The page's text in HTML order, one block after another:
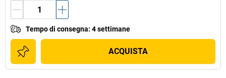
Tempo di consegna: 4 settimane
ACQUISTA